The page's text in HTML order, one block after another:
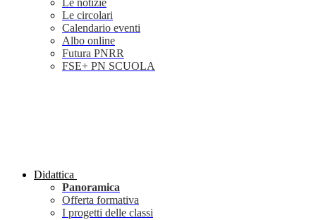
Le notizie
Le circolari
Calendario eventi
Albo online
Futura PNRR
FSE+ PN SCUOLA
Didattica
Panoramica
Offerta formativa
I progetti delle classi